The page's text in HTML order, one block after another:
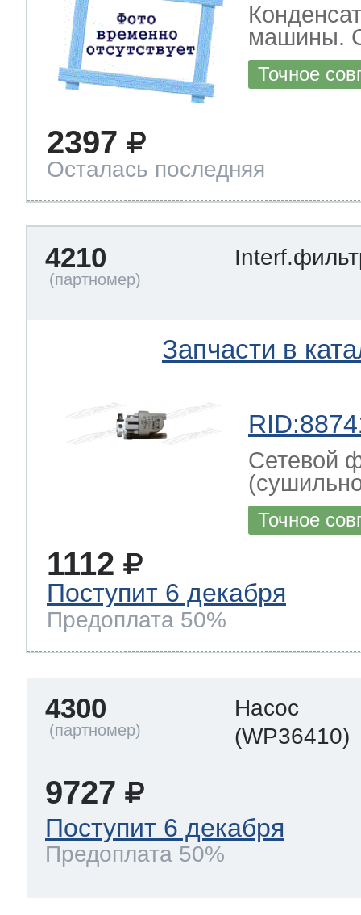
машины.
Точное
2397
Осталась последняя
4210
Запчасти в
Сетевой
Точное
1112
Поступит 6 декабря
Предоплата 50%
4300
Насос
(WP36410)
9727
Поступит 6 декабря
Предоплата 50%